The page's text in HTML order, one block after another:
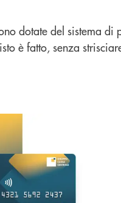
dotate del sistema di
è fatto, senza